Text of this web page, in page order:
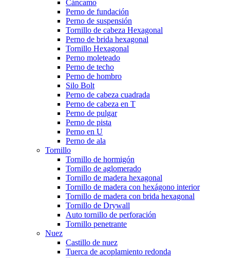
Cáncamo
Perno de fundación
Perno de suspensión
Tornillo de cabeza Hexagonal
Perno de brida hexagonal
Tornillo Hexagonal
Perno moleteado
Perno de techo
Perno de hombro
Silo Bolt
Perno de cabeza cuadrada
Perno de cabeza en T
Perno de pulgar
Perno de pista
Perno en U
Perno de ala
Tornillo
Tornillo de hormigón
Tornillo de aglomerado
Tornillo de madera hexagonal
Tornillo de madera con hexágono interior
Tornillo de madera con brida hexagonal
Tornillo de Drywall
Auto tornillo de perforación
Tornillo penetrante
Nuez
Castillo de nuez
Tuerca de acoplamiento redonda